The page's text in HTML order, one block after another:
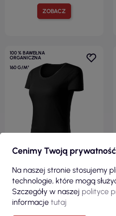
ZOBACZ
100 % BAWEŁNA
ORGANICZNA
160 G/M²
22,52 zł
( 27,70 zł brutto )
Koszulka damska Epic 821
Cenimy Twoją prywatność
Na naszej stronie stosujemy
technologie, które mogą
Szczegóły w naszej polityce
informacje tutaj